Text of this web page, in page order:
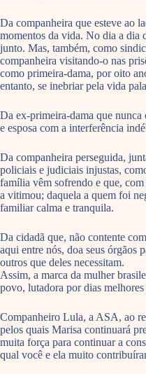
Da companheira que esteve ao
momentos da vida. No dia a dia
junto. Mas, também, como
companheira visitando-o nas
como primeira-dama, por oito
entanto, se inebriar pela vida
Da ex-primeira-dama que
e esposa com a interferência
Da companheira perseguida,
policiais e judiciais injustas,
família vêm sofrendo e que,
a vitimou; daquela a quem foi
familiar calma e tranquila.
Da cidadã que, não contente
aqui entre nós, doa seus órgãos
outros que deles necessitam.
Assim, a marca da mulher
povo, lutadora por dias
Companheiro Lula, a ASA, ao
pelos quais Marisa continuará
muita força para continuar a
qual você e ela muito